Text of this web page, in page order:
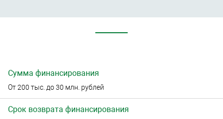
Сумма финансирования
От 200 тыс. до 30 млн. рублей
Срок возврата финансирования